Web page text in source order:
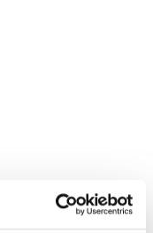
parcourir le
de